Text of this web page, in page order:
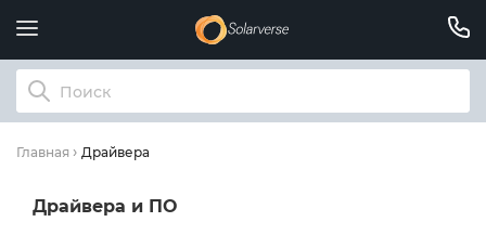
Главная Драйвера
Драйвера и ПО